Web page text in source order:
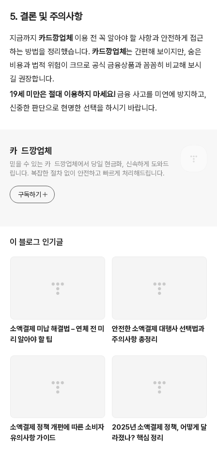
5. 결론 및 주의사항
지금까지 카드깡업체 이용 전 꼭 알아야 할 사항과 안전하게 접근
하는 방법을 정리했습니다. 카드깡업체 는 간편해 보이지만, 숨은
비용과 법적 위험이 크므로 공식 금융상품과 꼼꼼히 비교해 보시
길 권장합니다.
19세 미만은 절대 이용하지 마세요! 금융 사고를 미연에 방지하고,
신중한 판단으로 현명한 선택을 하시기 바랍니다.
카 ​ 드깡업체
믿을 수 있는 카 ​ 드깡업체에서 당일 현금화, 신속하게 도와드
립니다. 복잡한 절차 없이 안전하고 빠르게 처리해드립니다.
구독하기
이 블로그 인기글
소액결제 미납 해결법 – 연체 전 미
리 알아야 할 팁
안전한 소액결제 대행사 선택법과
주의사항 총정리
소액결제 정책 개편에 따른 소비자
유의사항 가이드
2025년 소액결제 정책, 어떻게 달
라졌나? 핵심 정리